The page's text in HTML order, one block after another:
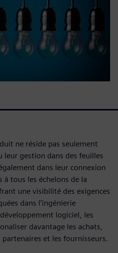
ne réside pas seulement
gestion dans des feuilles
dans leur connexion
tous les échelons de la
une visibilité des exigences
dans l’ingénierie
logiciel, les
davantage les achats,
et les fournisseurs.